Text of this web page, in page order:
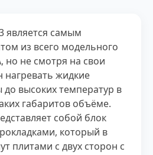
является самым
из всего модельного
но не смотря на свои
нагревать жидкие
до высоких температур в
габаритов объёме.
собой блок
который в
плитами с двух сторон с